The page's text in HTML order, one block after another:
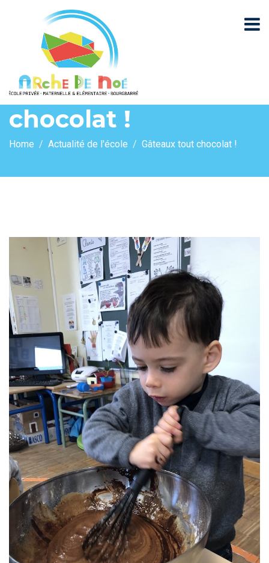
Gâteaux tout
chocolat !
Home Actualité de l'école Gâteaux tout chocolat !